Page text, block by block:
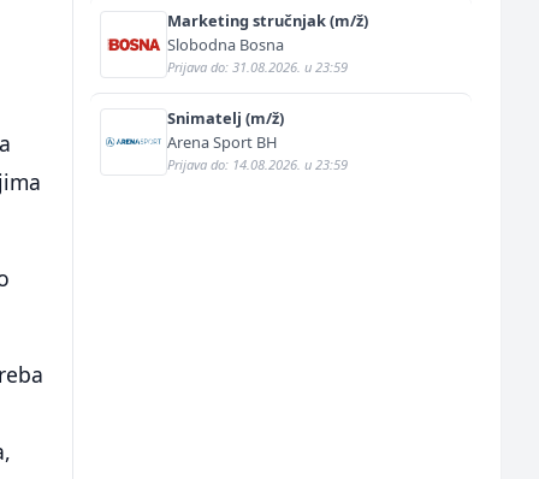
Marketing stručnjak (m/ž)
Slobodna Bosna
Prijava do: 31.08.2026. u 23:59
Snimatelj (m/ž)
Arena Sport BH
Prijava do: 14.08.2026. u 23:59